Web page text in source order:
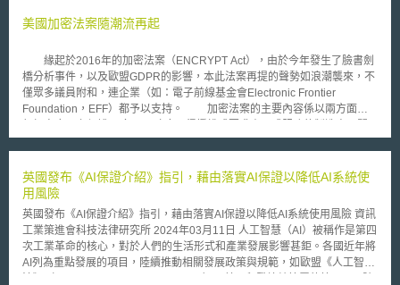
信託及具有與信託類似結構或功能的法律協議(類似的法律協議) 應採取進一
更有效地打擊資助恐怖主義行為的目的；另外歐盟亦於該指令中提醒所有採
取的措施應和洗錢風險成比例。 有關「第五洗錢防制指令」主要新增
及修正包含： 迎接新技術：託管錢包供應商(custodian wallet providers)和
虛擬貨幣交換平臺將被視為新的義務主體而納入於洗錢防制法的範圍。另外
「第五洗錢防制指令」還允許使用電子身分證明進行客戶盡職調查。 改進
便地查閱在該成員國內的所有銀行帳戶資訊。另外該登記系統須與其他成員
要求義務主體提供資料。 明確定義"重要政治性職務人士"：各成員國都必須
發佈一份清單，列出哪些屬於 "重要的公共職能"。 針對高風險第三國為更嚴
格的管制：「第五洗錢防制指令」要求涉及高風險第三國的商業關係或交易
須採取強化盡職調查措施,，並允許成員國限制義務主體在高風險第三國設
立分支機搆或子公司，亦禁止總部設在高風險第三國的義務主體於成員國設
立分支機搆。 提高公司實質受益權的透明度：各成員國的公司實質受益權
登記將放寬查詢限制，公眾無須提出任何合法權益證明即可查閱基本資訊。
美國加密法案隨潮流再起
緣起於2016年的加密法案（ENCRYPT Act），由於今年發生了臉書劍
橋分析事件，以及歐盟GDPR的影響，本此法案再提的聲勢如浪潮襲來，不
僅眾多議員附和，連企業（如：電子前線基金會Electronic Frontier
Foundation，EFF）都予以支持。 加密法案的主要內容係以兩方面進
發商、銷售商或供應商，（A）設計或更改產品或服務中的安全功能，以供
應用後的內容。 各州州政府不得禁止加密或類似安全功能的產品或服務，
進行製造、銷售或租賃、提供銷售或租賃, 或向公眾提供覆蓋的產品或服
務。此外，法案亦針對相關服務或產品的定義作了明確的說明。 本法
案的主要提案者美國眾議員Ted Lieu指出，與加密或資料存取相關的問題，
皆應在聯邦政府的層級進行討論，而就其本身電腦科學的專業，指出在各州
間保有不同的加密應用執法標準，對資安、消費者、創新，以及執法本身都
是不利的，引此本法案的推動旨在強化州際商業和經濟安全，以及網路安全
英國發布《AI保證介紹》指引，藉由落實AI保證以降低AI系統使
用風險
英國發布《AI保證介紹》指引，藉由落實AI保證以降低AI系統使用風險 資訊
工業策進會科技法律研究所 2024年03月11日 人工智慧（AI）被稱作是第四
次工業革命的核心，對於人們的生活形式和產業發展影響甚鉅。各國近年將
AI列為重點發展的項目，陸續推動相關發展政策與規範，如歐盟《人工智慧